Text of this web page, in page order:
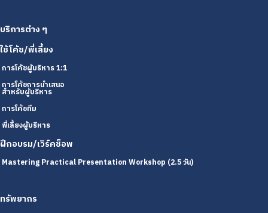
บริการต่าง ๆ
ใช้โค้ช/พี่เลี้ยง
การโค้ชผู้บริหาร 1:1
การโค้ชการนำเสนอ
สำหรับผู้บริหาร
การโค้ชทีม
พี่เลี้ยงผู้บริหาร
ฝึกอบรม/เวิร์คช็อพ
Mastering Practical Presentation Workshop (2.5 วัน)
ทรัพยากร